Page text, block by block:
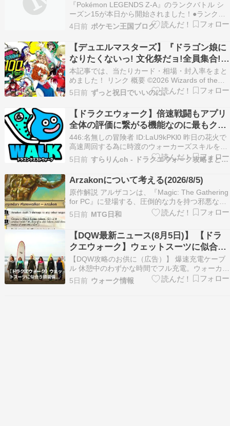
『Pokémon LEGENDS Z-A』のランクバトル シ
ーズン15が本日から開始されました！●ランクバ
トル シーズン15【開催期間】2026年8月6日
（木）15:00～2026年8月27日（木）10:59【レギ
ュレーション】使用できるポケモン・みずタイプ
のポケモンその他の主…
4日前 ポケモン王国ブログ
【デュエルマスターズ】『ドラゴン娘に
なりたくないっ! 文化祭だョ!全員集合!!
ドラ娘100％パック』の当たりカード｜
相場｜封入率まとめ！
本記事では、当たりカード・相場・封入率をまと
めました！ リンク 概要 ©2026 Wizards of the
Coast/Shogakukan/WHC/ShoPro ©TOMY 25周年
を迎える2026年度デュエル・マスターズEXパッ
ク第3弾！ 再録・新規カードを収録し、「ド…
5日前 ずっと祝日でいいのに。
【ドラクエウォーク】倍速戦闘もアプリ
全体の評価に繋がる機能なのに最もクソ
な形で実装してしまった為に空気だな
446:名無しの冒険者 ID:LaU9kPKl0 昨日の花火で
高速周回する為に時渡のウォーカーズスキルをダ
ーマ試練後初めて使ってみたけどよかったよ 10
分後通常に戻った時に遅く感じて萎えたけどｗ
447:名無しの冒険者 ID:NAymvDC80 倍速戦闘も
アプリ全体の評価に繋がる…
5日前 すらりんch - ドラクエウォーク攻略まとめ速報
Arzakonについて考える(2026/8/5)
原作解説 アルザコンは、『Magic: The Gathering
for PC』に登場する、圧倒的な力を持つ邪悪なプ
レインズウォーカーです。 多元宇宙に広がる異変
の原因を追う中で、莫大なマナに満ちた世界シャ
ンダラーを発見し、その力を手中に収めようと暗
躍します。 しかし正面から…
5日前 MTG日和
【DQW最新ニュース(8月5日)】 【ドラ
クエウォーク】ウェットスーツに似合う
頭装備と武器は？見た目コーデ案まとめ
（自動投稿・他サイトに飛びます）
【DQW攻略のお供に（広告）】 爆速充電ケーブ
ル 休憩中のわずかな時間でフル充電。ウォーカー
の必需品です。 Amazonでチェックする ドラクエ
ウォークでウェットスーツを手に入れたけど、ど
5日前 ウォーク情報